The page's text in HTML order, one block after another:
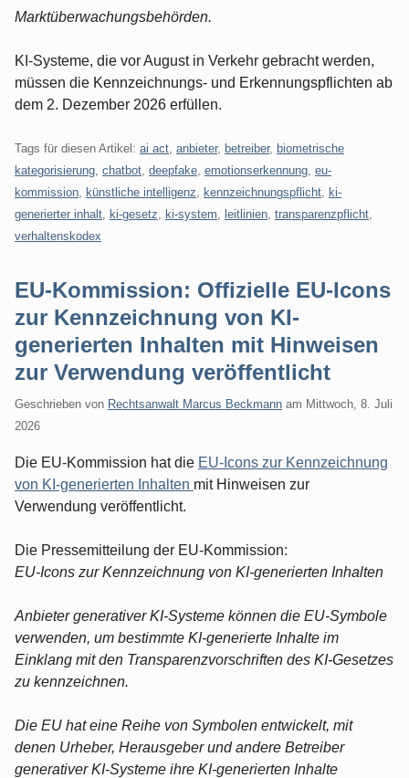
Marktüberwachungsbehörden.
KI-Systeme, die vor August in Verkehr gebracht werden,
müssen die Kennzeichnungs- und Erkennungspflichten ab
dem 2. Dezember 2026 erfüllen.
Tags für diesen Artikel: ai act anbieter, betreiber, biometrische
kategorisierung chatbot deepfake emotionserkennung eu-
kommission
künstliche intelligenz kennzeichnungspflicht
ki-
generierter inhalt
ki-gesetz ki-system leitlinien transparenzpflicht
verhaltenskodex
EU-Kommission: Offizielle EU-Icons
zur Kennzeichnung von KI-
generierten Inhalten mit Hinweisen
zur Verwendung veröffentlicht
Geschrieben von Rechtsanwalt Marcus Beckmann am Mittwoch, 8. Juli
2026
Die EU-Kommission hat die EU-Icons zur Kennzeichnung
von KI-generierten Inhalten mit Hinweisen zur
Verwendung veröffentlicht.
Die Pressemitteilung der EU-Kommission:
EU-Icons zur Kennzeichnung von KI-generierten Inhalten
Anbieter generativer KI-Systeme können die EU-Symbole
verwenden, um bestimmte KI-generierte Inhalte im
Einklang mit den Transparenzvorschriften des KI-Gesetzes
zu kennzeichnen.
Die EU hat eine Reihe von Symbolen entwickelt, mit
denen Urheber, Herausgeber und andere Betreiber
generativer KI-Systeme ihre KI-generierten Inhalte